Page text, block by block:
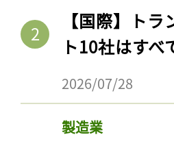
【国際】ト
ト10社はすべ
2026/07/28
製造業